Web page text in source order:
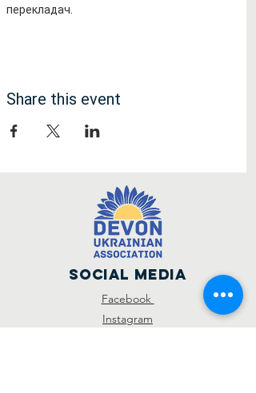
перекладач.
Share this event
Social Media
Facebook
Instagram